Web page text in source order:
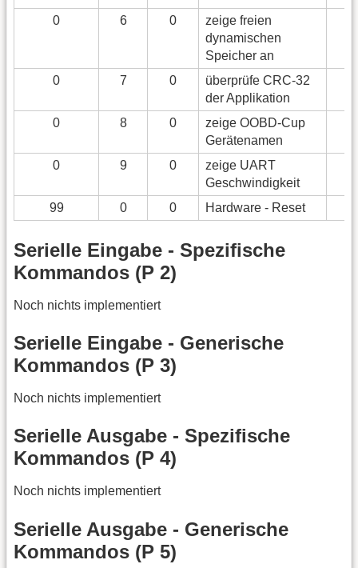
0
6 0
zeige freien
dynamischen
Speicher an
0
7 0
überprüfe CRC-32
der Applikation
0
8 0
zeige OOBD-Cup
Gerätenamen
0
9 0
zeige UART
Geschwindigkeit
99
0 0 Hardware - Reset
Serielle Eingabe - Spezifische
Kommandos (P 2)
Noch nichts implementiert
Serielle Eingabe - Generische
Kommandos (P 3)
Noch nichts implementiert
Serielle Ausgabe - Spezifische
Kommandos (P 4)
Noch nichts implementiert
Serielle Ausgabe - Generische
Kommandos (P 5)